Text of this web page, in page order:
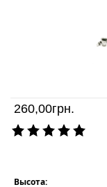
260,00грн.
Высота: